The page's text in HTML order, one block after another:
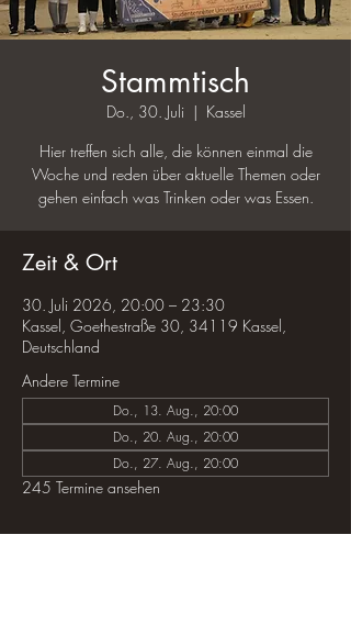
Stammtisch
Do., 30. Juli
  |
Kassel
Hier treffen sich alle, die können einmal die
Woche und reden über aktuelle Themen oder
gehen einfach was Trinken oder was Essen.
Zeit & Ort
30. Juli 2026, 20:00 – 23:30
Kassel, Goethestraße 30, 34119 Kassel,
Deutschland
Andere Termine
Do., 13. Aug., 20:00
Do., 20. Aug., 20:00
Do., 27. Aug., 20:00
245 Termine ansehen